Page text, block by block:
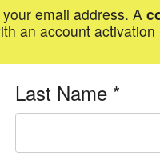
email address. A
an account activation
Last Name *